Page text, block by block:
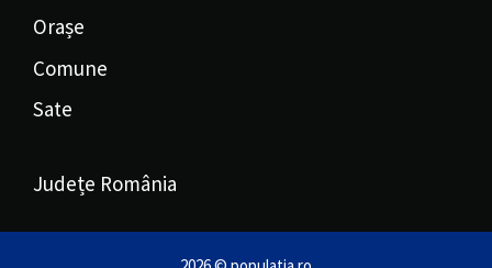
Orașe
Comune
Sate
Județe România